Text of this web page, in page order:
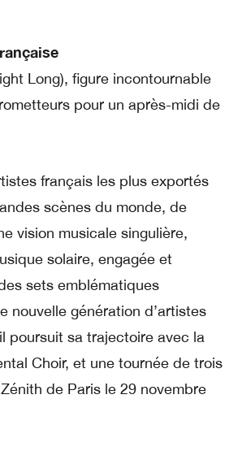
Long), figure incontournable
pour un après-midi de
français les plus exportés
scènes du monde, de
vision musicale singulière,
solaire, engagée et
sets emblématiques
nouvelle génération d’artistes
poursuit sa trajectoire avec la
Choir, et une tournée de trois
de Paris le 29 novembre